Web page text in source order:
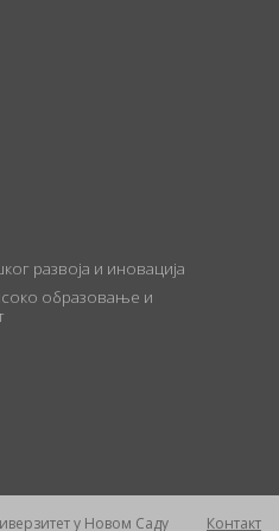
развоја и иновација
образовање и
у Новом Саду Контакт